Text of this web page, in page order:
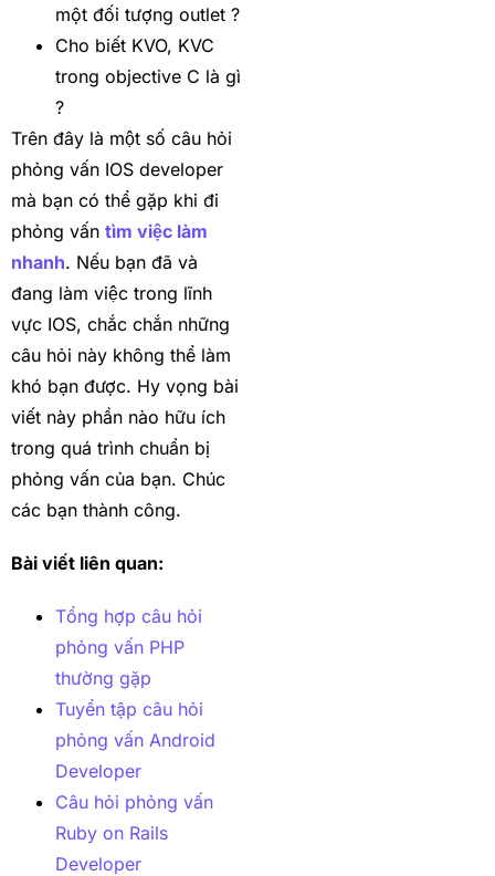
một đối tượng outlet ?
Cho biết KVO, KVC
trong objective C là gì
?
Trên đây là một số câu hỏi
phỏng vấn IOS developer
mà bạn có thể gặp khi đi
phỏng vấn tìm việc làm
nhanh. Nếu bạn đã và
đang làm việc trong lĩnh
vực IOS, chắc chắn những
câu hỏi này không thể làm
khó bạn được. Hy vọng bài
viết này phần nào hữu ích
trong quá trình chuẩn bị
phỏng vấn của bạn. Chúc
các bạn thành công.
Bài viết liên quan:
Tổng hợp câu hỏi
phỏng vấn PHP
thường gặp
Tuyển tập câu hỏi
phỏng vấn Android
Developer
Câu hỏi phỏng vấn
Ruby on Rails
Developer